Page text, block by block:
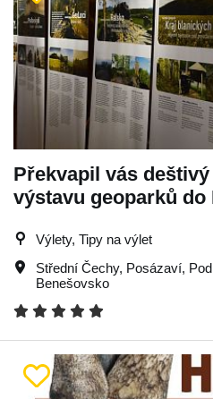
Překvapil vás
výstavu geoparků
Výlety, Tipy na výlet
Střední Čechy, Posázaví,
Benešovsko